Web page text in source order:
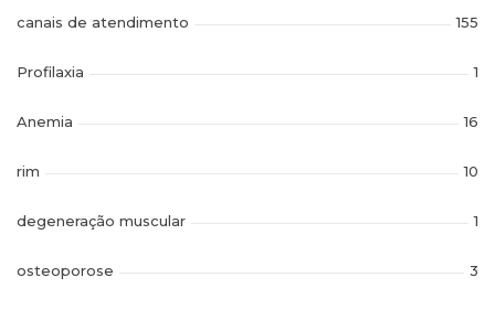
canais de atendimento 155
Profilaxia 1
Anemia 16
rim 10
degeneração muscular 1
osteoporose 3